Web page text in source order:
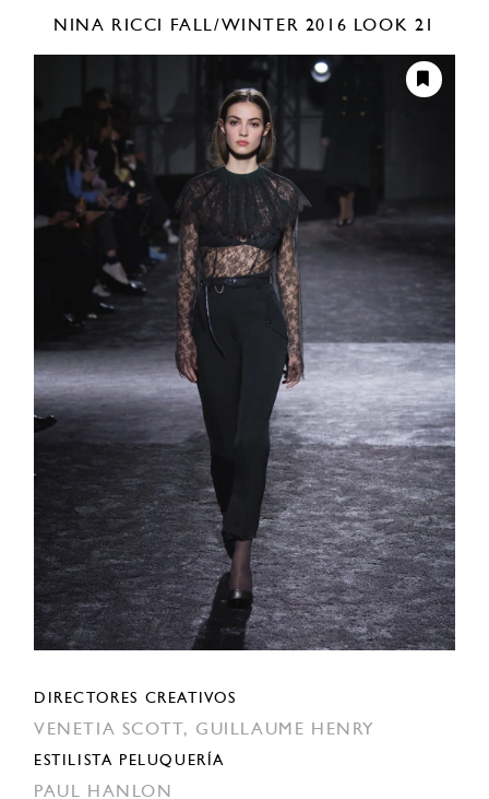
NINA RICCI FALL/WINTER 2016 LOOK 21
DIRECTORES CREATIVOS
VENETIA SCOTT, GUILLAUME HENRY
ESTILISTA PELUQUERÍA
PAUL HANLON